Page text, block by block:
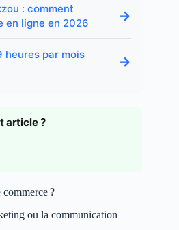
: comment
en ligne en 2026
→
heures par mois
→
article ?
?
ou la communication